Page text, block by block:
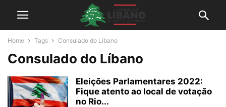
Home Tags Consulado do Líbano
Consulado do Líbano
Eleições Parlamentares 2022:
Fique atento ao local de votação
no Rio...